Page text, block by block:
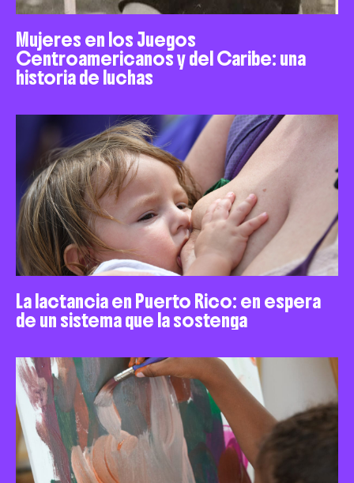
Mujeres en los Juegos
Centroamericanos y del Caribe: una
historia de luchas
La lactancia en Puerto Rico: en espera
de un sistema que la sostenga